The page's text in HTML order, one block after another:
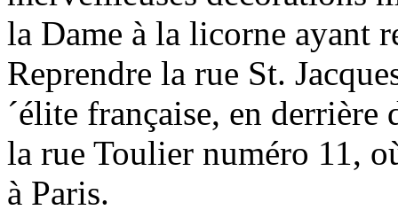
la Dame à la licorne ayant
Reprendre la rue St.
´élite française, en
la rue Toulier numéro 11,
à Paris.